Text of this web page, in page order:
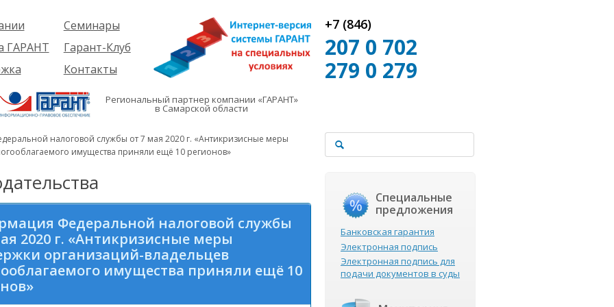
ГАРАНТ
Семинары
Об услуге
Предстоящие
семинары
Гарант-Клуб
Контакты
+7 (846)
207 0 702
279 0 279
Региональный партнер компании «ГАРАНТ»
в Самарской области
налоговой службы от 7 мая 2020 г. «Антикризисные меры
имущества приняли ещё 10 регионов»
Федеральной налоговой службы
2020 г. «Антикризисные меры
организаций-владельцев
имущества приняли ещё 10
Специальные
предложения
Банковская гарантия
Электронная подпись
Электронная подпись для
подачи документов в суды